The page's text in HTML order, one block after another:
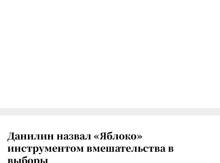
Данилин назвал «Яблоко»
инструментом вмешательства в
выборы